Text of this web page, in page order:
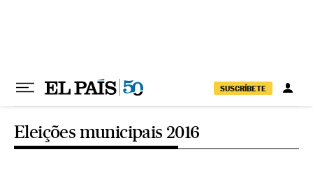
SUSCRÍBETE
Eleições municipais 2016